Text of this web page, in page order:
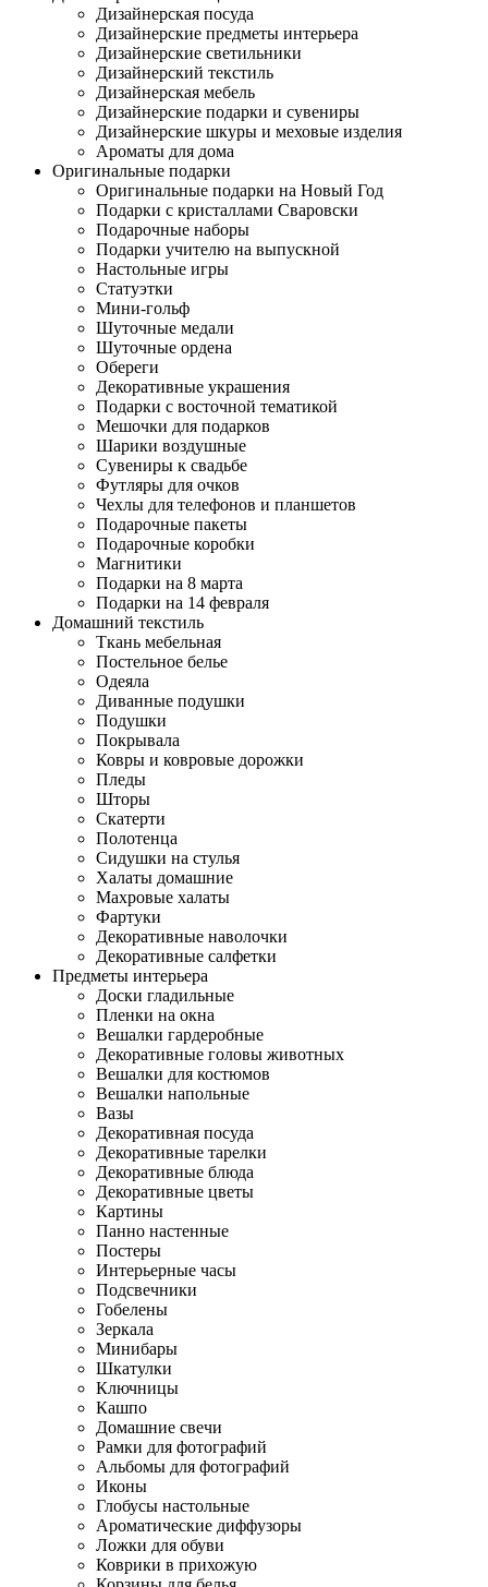
Дизайнерская посуда
Дизайнерские предметы интерьера
Дизайнерские светильники
Дизайнерский текстиль
Дизайнерская мебель
Дизайнерские подарки и сувениры
Дизайнерские шкуры и меховые изделия
Ароматы для дома
Оригинальные подарки
Оригинальные подарки на Новый Год
Подарки с кристаллами Сваровски
Подарочные наборы
Подарки учителю на выпускной
Настольные игры
Статуэтки
Мини-гольф
Шуточные медали
Шуточные ордена
Обереги
Декоративные украшения
Подарки с восточной тематикой
Мешочки для подарков
Шарики воздушные
Сувениры к свадьбе
Футляры для очков
Чехлы для телефонов и планшетов
Подарочные пакеты
Подарочные коробки
Магнитики
Подарки на 8 марта
Подарки на 14 февраля
Домашний текстиль
Ткань мебельная
Постельное белье
Одеяла
Диванные подушки
Подушки
Покрывала
Ковры и ковровые дорожки
Пледы
Шторы
Скатерти
Полотенца
Сидушки на стулья
Халаты домашние
Махровые халаты
Фартуки
Декоративные наволочки
Декоративные салфетки
Предметы интерьера
Доски гладильные
Пленки на окна
Вешалки гардеробные
Декоративные головы животных
Вешалки для костюмов
Вешалки напольные
Вазы
Декоративная посуда
Декоративные тарелки
Декоративные блюда
Декоративные цветы
Картины
Панно настенные
Постеры
Интерьерные часы
Подсвечники
Гобелены
Зеркала
Минибары
Шкатулки
Ключницы
Кашпо
Домашние свечи
Рамки для фотографий
Альбомы для фотографий
Иконы
Глобусы настольные
Ароматические диффузоры
Ложки для обуви
Коврики в прихожую